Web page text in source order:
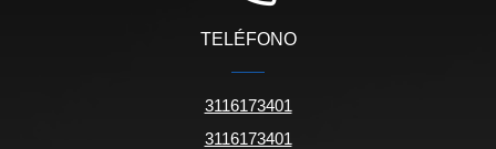
TELÉFONO
3116173401
3116173401